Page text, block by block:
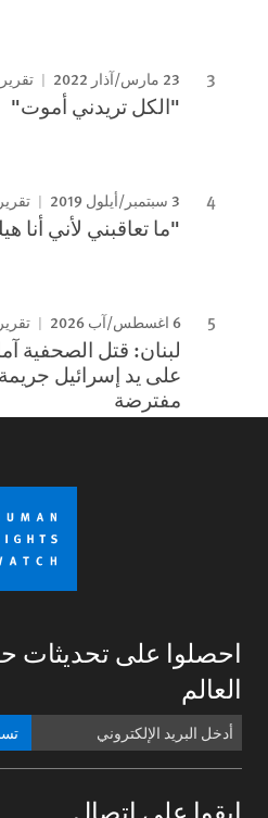
23 مارس/آذار 2022 تقرير
"الكل تريدني أموت"
3 سبتمبر/أيلول 2019 تقرير
"ما تعاقبني لأني أنا
6 اغسطس/آب 2026 تقرير
لبنان: قتل الصحفية
على يد إسرائيل
مفترضة
احصلوا على تحديثات
العالم
ابقوا على اتصال